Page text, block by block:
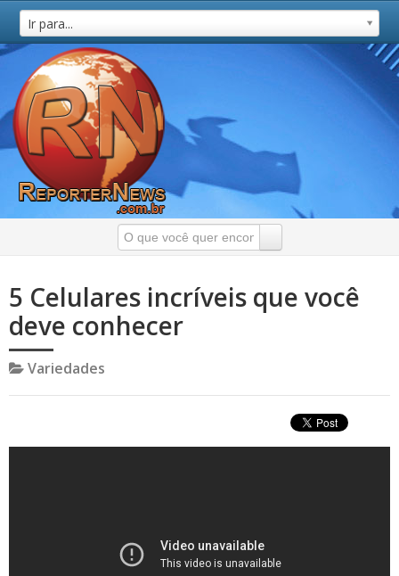
Ir para...
5 Celulares incríveis que você
deve conhecer
Variedades